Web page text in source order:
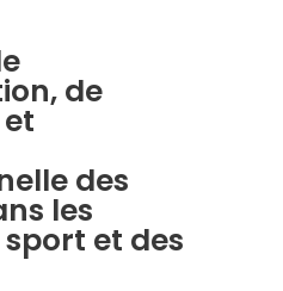
de
des
les
et des